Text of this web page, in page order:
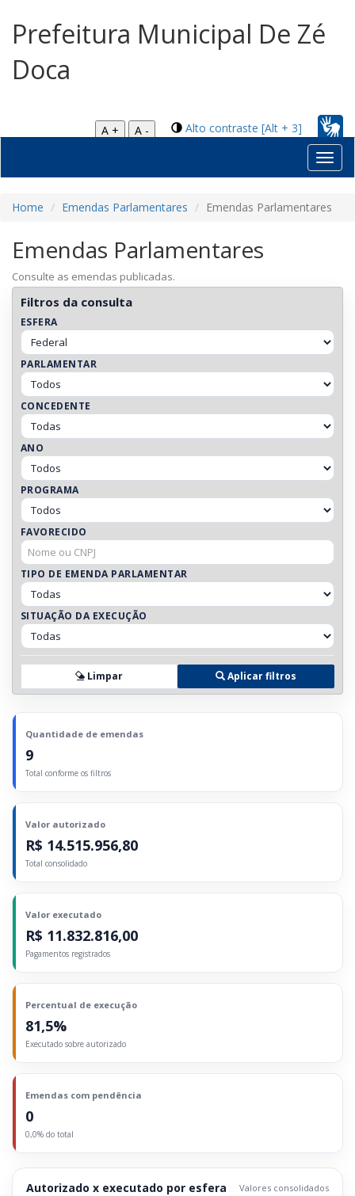
Prefeitura Municipal De Zé
Doca
Alto contraste [Alt + 3]
A +
A -
Home Emendas Parlamentares Emendas Parlamentares
Emendas Parlamentares
Consulte as emendas publicadas.
Filtros da consulta
ESFERA
PARLAMENTAR
CONCEDENTE
ANO
PROGRAMA
FAVORECIDO
TIPO DE EMENDA PARLAMENTAR
SITUAÇÃO DA EXECUÇÃO
Limpar Aplicar filtros
Quantidade de emendas
9
Total conforme os filtros
Valor autorizado
R$ 14.515.956,80
Total consolidado
Valor executado
R$ 11.832.816,00
Pagamentos registrados
Percentual de execução
81,5%
Executado sobre autorizado
Emendas com pendência
0
0,0% do total
Autorizado x executado por esfera Valores consolidados